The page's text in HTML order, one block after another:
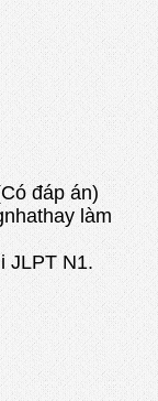
đáp án)
làm
JLPT N1.